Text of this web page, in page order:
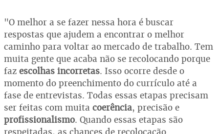
"O melhor a se fazer nessa hora é buscar
respostas que ajudem a encontrar o melhor
caminho para voltar ao mercado de trabalho. Tem
muita gente que acaba não se recolocando porque
faz escolhas incorretas. Isso ocorre desde o
momento do preenchimento do currículo até a
fase de entrevistas. Todas essas etapas precisam
ser feitas com muita coerência, precisão e
profissionalismo. Quando essas etapas são
respeitadas, as chances de recolocação